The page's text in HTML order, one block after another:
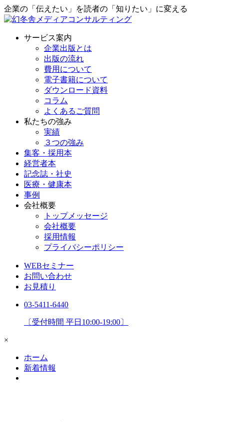
企業の「伝えたい」を読者の「知りたい」に変える
サービス案内
企業出版とは
出版の流れ
費用について
電子書籍について
ダウンロード資料
コラム
よくあるご質問
私たちの強み
実績
３つの強み
集客・採用本
経営者本
記念誌・社史
医療・健康本
事例
会社概要
トップメッセージ
会社概要
採用情報
プライバシーポリシー
WEBセミナー
お問い合わせ
お見積り
03-5411-6440
〔受付時間 平日10:00-19:00〕
×
ホーム
新着情報